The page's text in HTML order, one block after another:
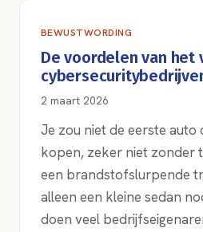
BEWUSTWORDING
De voordelen van het
2 maart 2026
Je zou niet de eerste auto
kopen, zeker niet zonder
een brandstofslurpende
alleen een kleine sedan
doen veel